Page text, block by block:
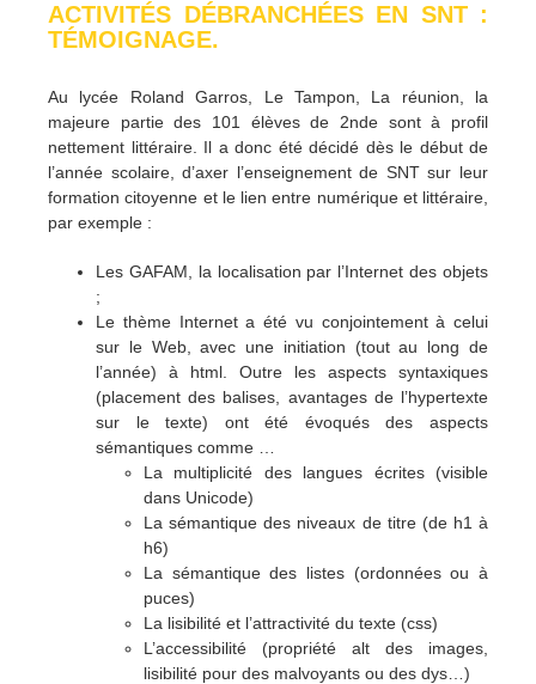
ACTIVITÉS DÉBRANCHÉES EN SNT :
TÉMOIGNAGE.
Au lycée Roland Garros, Le Tampon, La réunion, la
majeure partie des 101 élèves de 2nde sont à profil
nettement littéraire. Il a donc été décidé dès le début de
l’année scolaire, d’axer l’enseignement de SNT sur leur
formation citoyenne et le lien entre numérique et littéraire,
par exemple :
Les GAFAM, la localisation par l’Internet des objets
;
Le thème Internet a été vu conjointement à celui
sur le Web, avec une initiation (tout au long de
l’année) à html. Outre les aspects syntaxiques
(placement des balises, avantages de l’hypertexte
sur le texte) ont été évoqués des aspects
sémantiques comme …
La multiplicité des langues écrites (visible
dans Unicode)
La sémantique des niveaux de titre (de h1 à
h6)
La sémantique des listes (ordonnées ou à
puces)
La lisibilité et l’attractivité du texte (css)
L’accessibilité (propriété alt des images,
lisibilité pour des malvoyants ou des dys…)